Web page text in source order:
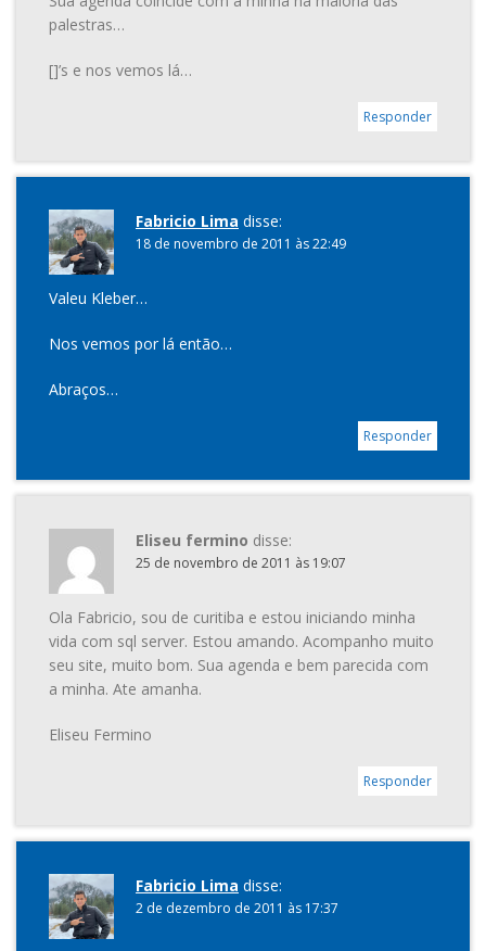
palestras…
[]’s e nos vemos lá…
Responder
Fabricio Lima disse:
18 de novembro de 2011 às 22:49
Valeu Kleber…
Nos vemos por lá então…
Abraços…
Responder
Eliseu fermino disse:
25 de novembro de 2011 às 19:07
Ola Fabricio, sou de curitiba e estou iniciando minha
vida com sql server. Estou amando. Acompanho muito
seu site, muito bom. Sua agenda e bem parecida com
a minha. Ate amanha.
Eliseu Fermino
Responder
Fabricio Lima disse:
2 de dezembro de 2011 às 17:37